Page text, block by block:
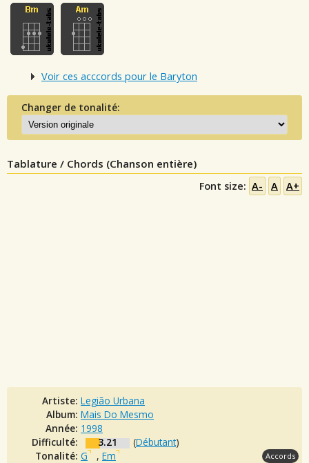
Voir ces acccords pour le Baryton
Changer de tonalité:
Tablature / Chords (Chanson entière)
Font size: A- A A+
Artiste: Legião Urbana
Album: Mais Do Mesmo
Année: 1998
Difficulté:
3.21 (Débutant)
Tonalité: G , Em Accords